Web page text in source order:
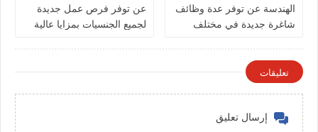
الهندسة عن توفر عدة وظائف
شاغرة جديدة في مختلف
عن توفر فرص عمل جديدة
لجميع الجنسيات بمزايا عالية
تعليقات
إرسال تعليق